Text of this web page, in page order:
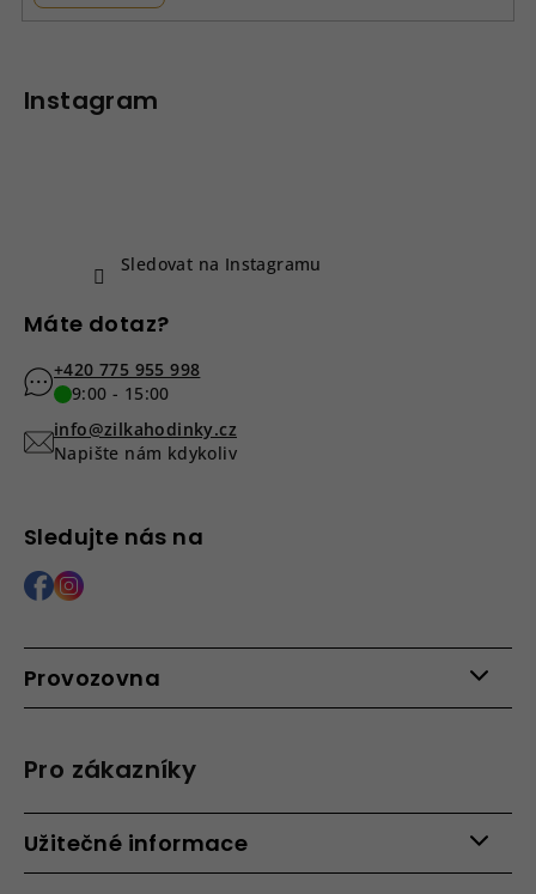
Pro zákazníky
Věrnostní program
Instagram
Sledovat na Instagramu
Máte dotaz?
+420 775 955 998
9:00 - 15:00
info@zilkahodinky.cz
Napište nám kdykoliv
Sledujte nás na
Provozovna
Roháčova 639, 390 02 Tábor
Užitečné informace